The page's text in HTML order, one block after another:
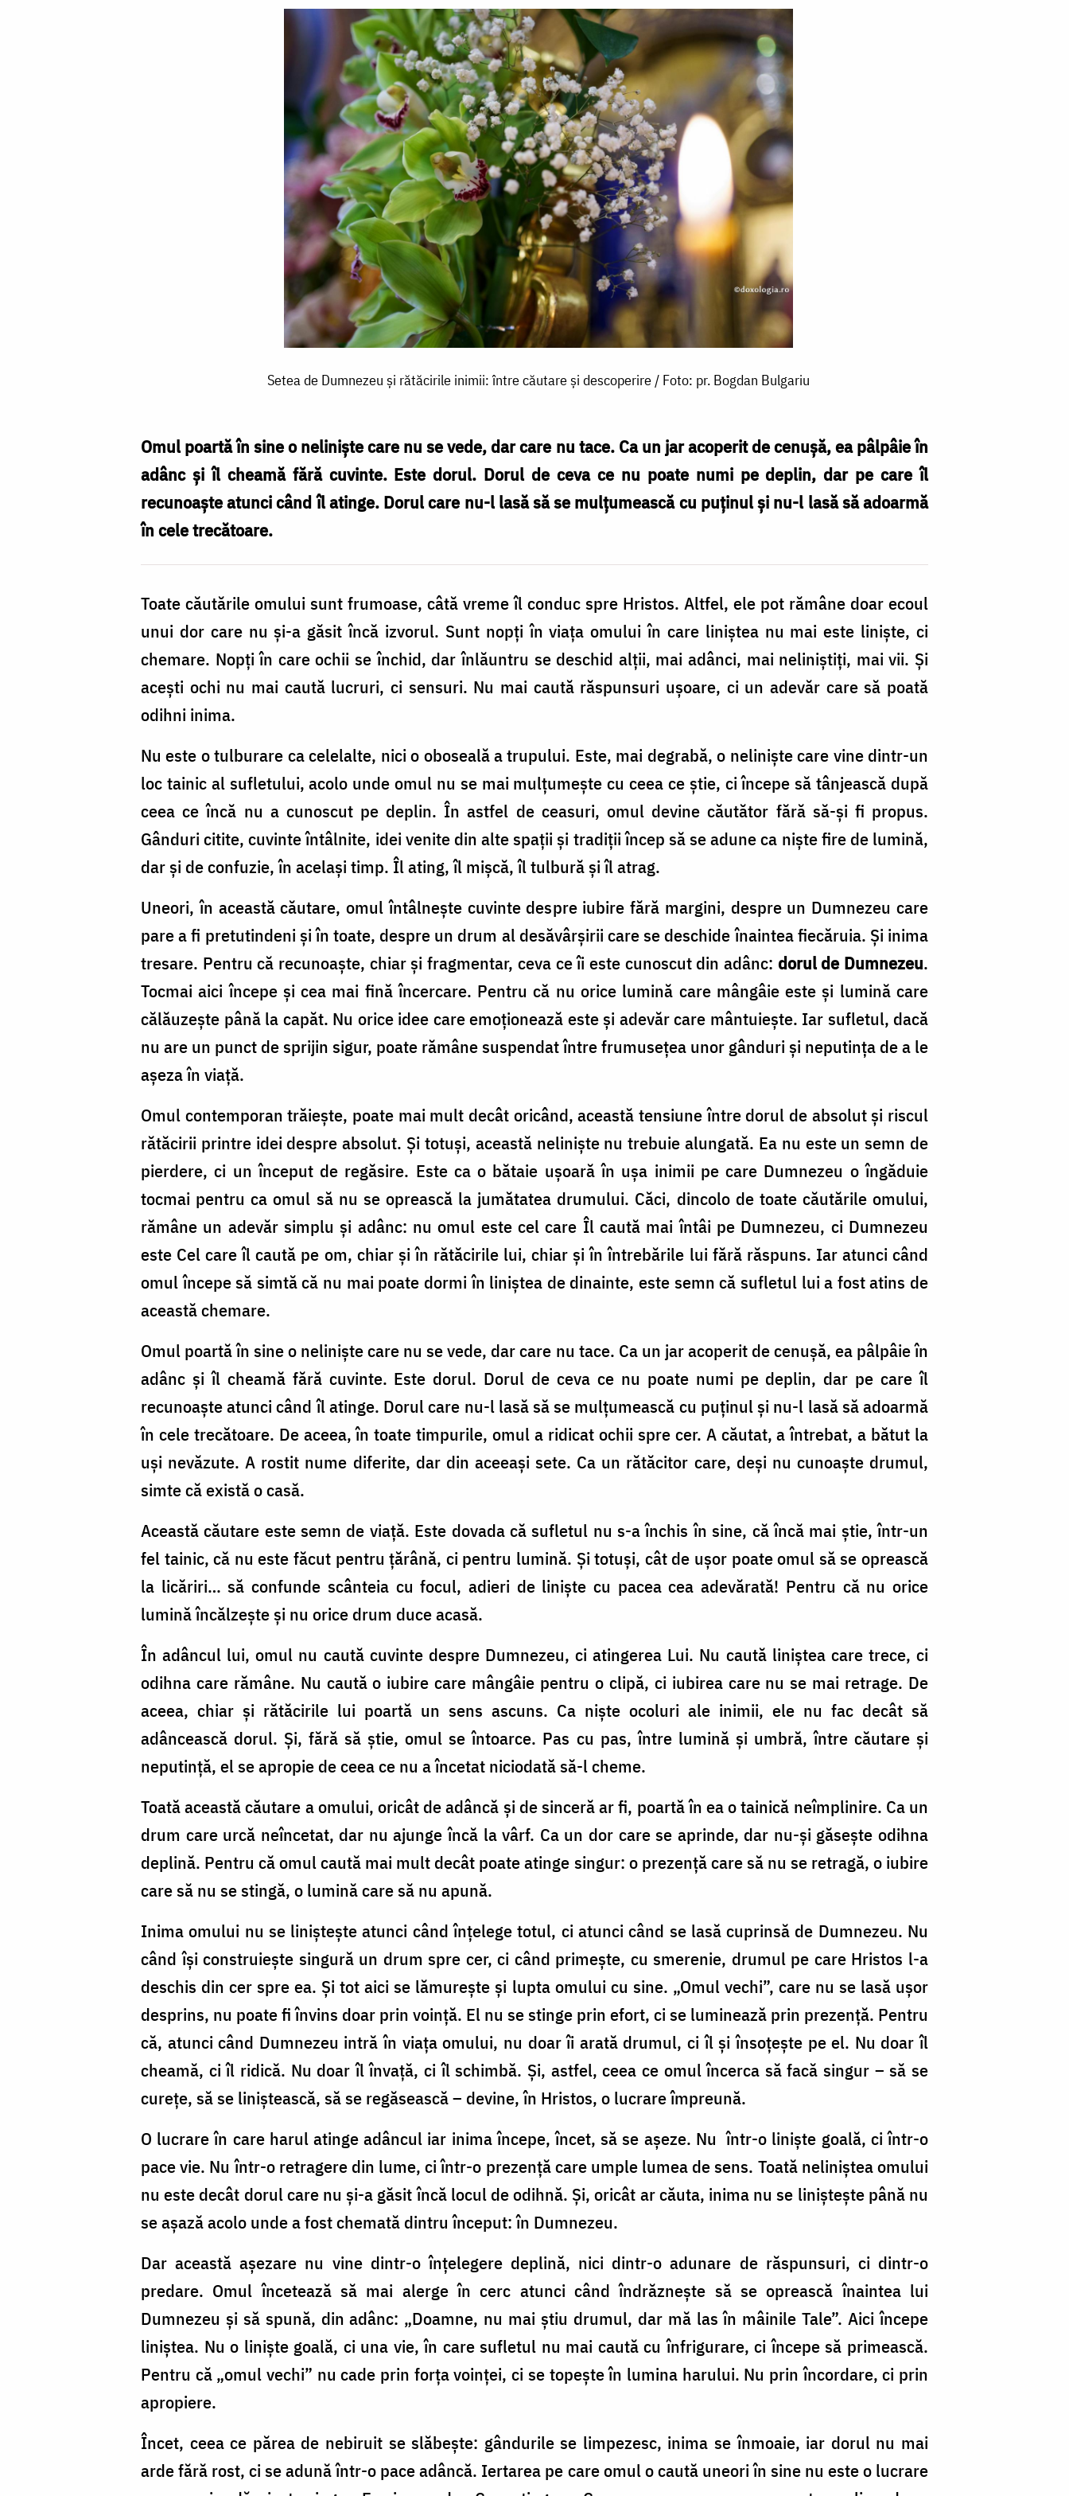
Setea de Dumnezeu și rătăcirile inimii: între căutare și descoperire / Foto: pr. Bogdan Bulgariu
Omul poartă în sine o neliniște care nu se vede, dar care nu tace. Ca un jar acoperit de cenușă, ea pâlpâie în
adânc și îl cheamă fără cuvinte. Este dorul. Dorul de ceva ce nu poate numi pe deplin, dar pe care îl
recunoaște atunci când îl atinge. Dorul care nu-l lasă să se mulțumească cu puținul și nu-l lasă să adoarmă
în cele trecătoare.
Toate căutările omului sunt frumoase, câtă vreme îl conduc spre Hristos. Altfel, ele pot rămâne doar ecoul
unui dor care nu și-a găsit încă izvorul. Sunt nopți în viața omului în care liniștea nu mai este liniște, ci
chemare. Nopți în care ochii se închid, dar înlăuntru se deschid alții, mai adânci, mai neliniștiți, mai vii. Și
acești ochi nu mai caută lucruri, ci sensuri. Nu mai caută răspunsuri ușoare, ci un adevăr care să poată
odihni inima.
Nu este o tulburare ca celelalte, nici o oboseală a trupului. Este, mai degrabă, o neliniște care vine dintr-un
loc tainic al sufletului, acolo unde omul nu se mai mulțumește cu ceea ce știe, ci începe să tânjească după
ceea ce încă nu a cunoscut pe deplin. În astfel de ceasuri, omul devine căutător fără să-și fi propus.
Gânduri citite, cuvinte întâlnite, idei venite din alte spații și tradiții încep să se adune ca niște fire de lumină,
dar și de confuzie, în același timp. Îl ating, îl mișcă, îl tulbură și îl atrag.
Uneori, în această căutare, omul întâlnește cuvinte despre iubire fără margini, despre un Dumnezeu care
pare a fi pretutindeni și în toate, despre un drum al desăvârșirii care se deschide înaintea fiecăruia. Și inima
tresare. Pentru că recunoaște, chiar și fragmentar, ceva ce îi este cunoscut din adânc: dorul de Dumnezeu.
Tocmai aici începe și cea mai fină încercare. Pentru că nu orice lumină care mângâie este și lumină care
călăuzește până la capăt. Nu orice idee care emoționează este și adevăr care mântuiește. Iar sufletul, dacă
nu are un punct de sprijin sigur, poate rămâne suspendat între frumusețea unor gânduri și neputința de a le
așeza în viață.
Omul contemporan trăiește, poate mai mult decât oricând, această tensiune între dorul de absolut și riscul
rătăcirii printre idei despre absolut. Și totuși, această neliniște nu trebuie alungată. Ea nu este un semn de
pierdere, ci un început de regăsire. Este ca o bătaie ușoară în ușa inimii pe care Dumnezeu o îngăduie
tocmai pentru ca omul să nu se oprească la jumătatea drumului. Căci, dincolo de toate căutările omului,
rămâne un adevăr simplu și adânc: nu omul este cel care Îl caută mai întâi pe Dumnezeu, ci Dumnezeu
este Cel care îl caută pe om, chiar și în rătăcirile lui, chiar și în întrebările lui fără răspuns. Iar atunci când
omul începe să simtă că nu mai poate dormi în liniștea de dinainte, este semn că sufletul lui a fost atins de
această chemare.
Omul poartă în sine o neliniște care nu se vede, dar care nu tace. Ca un jar acoperit de cenușă, ea pâlpâie în
adânc și îl cheamă fără cuvinte. Este dorul. Dorul de ceva ce nu poate numi pe deplin, dar pe care îl
recunoaște atunci când îl atinge. Dorul care nu-l lasă să se mulțumească cu puținul și nu-l lasă să adoarmă
în cele trecătoare. De aceea, în toate timpurile, omul a ridicat ochii spre cer. A căutat, a întrebat, a bătut la
uși nevăzute. A rostit nume diferite, dar din aceeași sete. Ca un rătăcitor care, deși nu cunoaște drumul,
simte că există o casă.
Această căutare este semn de viață. Este dovada că sufletul nu s-a închis în sine, că încă mai știe, într-un
fel tainic, că nu este făcut pentru țărână, ci pentru lumină. Și totuși, cât de ușor poate omul să se oprească
la licăriri… să confunde scânteia cu focul, adieri de liniște cu pacea cea adevărată! Pentru că nu orice
lumină încălzește și nu orice drum duce acasă.
În adâncul lui, omul nu caută cuvinte despre Dumnezeu, ci atingerea Lui. Nu caută liniștea care trece, ci
odihna care rămâne. Nu caută o iubire care mângâie pentru o clipă, ci iubirea care nu se mai retrage. De
aceea, chiar și rătăcirile lui poartă un sens ascuns. Ca niște ocoluri ale inimii, ele nu fac decât să
adâncească dorul. Și, fără să știe, omul se întoarce. Pas cu pas, între lumină și umbră, între căutare și
neputință, el se apropie de ceea ce nu a încetat niciodată să-l cheme.
Toată această căutare a omului, oricât de adâncă și de sinceră ar fi, poartă în ea o tainică neîmplinire. Ca un
drum care urcă neîncetat, dar nu ajunge încă la vârf. Ca un dor care se aprinde, dar nu-și găsește odihna
deplină. Pentru că omul caută mai mult decât poate atinge singur: o prezență care să nu se retragă, o iubire
care să nu se stingă, o lumină care să nu apună.
Inima omului nu se liniștește atunci când înțelege totul, ci atunci când se lasă cuprinsă de Dumnezeu. Nu
când își construiește singură un drum spre cer, ci când primește, cu smerenie, drumul pe care Hristos l-a
deschis din cer spre ea. Și tot aici se lămurește și lupta omului cu sine. „Omul vechi”, care nu se lasă ușor
desprins, nu poate fi învins doar prin voință. El nu se stinge prin efort, ci se luminează prin prezență. Pentru
că, atunci când Dumnezeu intră în viața omului, nu doar îi arată drumul, ci îl și însoțește pe el. Nu doar îl
cheamă, ci îl ridică. Nu doar îl învață, ci îl schimbă. Și, astfel, ceea ce omul încerca să facă singur – să se
curețe, să se liniștească, să se regăsească – devine, în Hristos, o lucrare împreună.
O lucrare în care harul atinge adâncul iar inima începe, încet, să se așeze. Nu într-o liniște goală, ci într-o
pace vie. Nu într-o retragere din lume, ci într-o prezență care umple lumea de sens. Toată neliniștea omului
nu este decât dorul care nu și-a găsit încă locul de odihnă. Și, oricât ar căuta, inima nu se liniștește până nu
se așază acolo unde a fost chemată dintru început: în Dumnezeu.
Dar această așezare nu vine dintr-o înțelegere deplină, nici dintr-o adunare de răspunsuri, ci dintr-o
predare. Omul încetează să mai alerge în cerc atunci când îndrăznește să se oprească înaintea lui
Dumnezeu și să spună, din adânc: „Doamne, nu mai știu drumul, dar mă las în mâinile Tale”. Aici începe
liniștea. Nu o liniște goală, ci una vie, în care sufletul nu mai caută cu înfrigurare, ci începe să primească.
Pentru că „omul vechi” nu cade prin forța voinței, ci se topește în lumina harului. Nu prin încordare, ci prin
apropiere.
Încet, ceea ce părea de nebiruit se slăbește: gândurile se limpezesc, inima se înmoaie, iar dorul nu mai
arde fără rost, ci se adună într-o pace adâncă. Iertarea pe care omul o caută uneori în sine nu este o lucrare